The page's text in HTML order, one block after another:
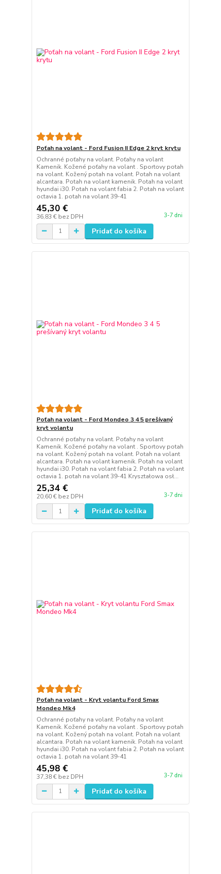
Poťah na volant - Ford Fusion II Edge 2 kryt krytu
Ochranné poťahy na volant. Poťahy na volant
Kamenik. Kožené poťahy na volant . Sportovy potah
na volant. Kožený potah na volant. Potah na volant
alcantara. Potah na volant kamenik. Potah na volant
hyundai i30. Potah na volant fabia 2. Potah na volant
octavia 1. potah na volant 39-41
45,30 €
36,83 € bez DPH 3-7 dni
Pridať do košíka
Poťah na volant - Ford Mondeo 3 4 5 prešívaný
kryt volantu
Ochranné poťahy na volant. Poťahy na volant
Kamenik. Kožené poťahy na volant . Sportovy potah
na volant. Kožený potah na volant. Potah na volant
alcantara. Potah na volant kamenik. Potah na volant
hyundai i30. Potah na volant fabia 2. Potah na volant
octavia 1. potah na volant 39-41 Kryształowa osł...
25,34 €
20,60 € bez DPH 3-7 dni
Pridať do košíka
Poťah na volant - Kryt volantu Ford Smax
Mondeo Mk4
Ochranné poťahy na volant. Poťahy na volant
Kamenik. Kožené poťahy na volant . Sportovy potah
na volant. Kožený potah na volant. Potah na volant
alcantara. Potah na volant kamenik. Potah na volant
hyundai i30. Potah na volant fabia 2. Potah na volant
octavia 1. potah na volant 39-41
45,98 €
37,38 € bez DPH 3-7 dni
Pridať do košíka